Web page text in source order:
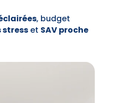
, budget
stresset SAV proche